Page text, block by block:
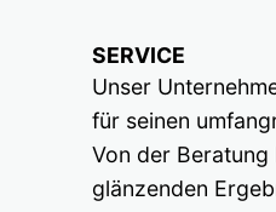
SERVICE
Unser
für seinen
Von der Beratung
glänzenden